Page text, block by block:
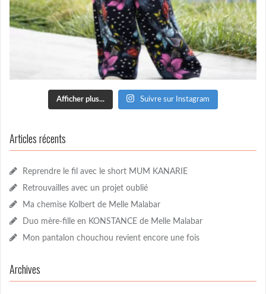
Afficher plus... Suivre sur Instagram
Articles récents
Reprendre le fil avec le short MUM KANARIE
Retrouvailles avec un projet oublié
Ma chemise Kolbert de Melle Malabar
Duo mère-fille en KONSTANCE de Melle Malabar
Mon pantalon chouchou revient encore une fois
Archives